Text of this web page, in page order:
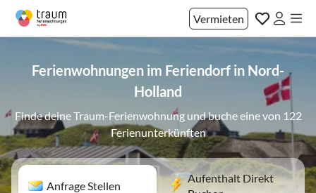
Vermieten
Ferienwohnungen im Feriendorf in Nord-
Holland
Finde deine Traum-Ferienwohnung und buche eine von 122
Ferienunterkünften
Anfrage Stellen
Aufenthalt Direkt